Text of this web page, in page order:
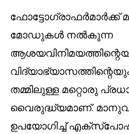
ഫോട്ടോഗ്രാഫർമാർക്ക്
മോഡുകൾ നൽകുന്ന
തമ്മിലുള്ള മറ്റൊരു
വൈരുദ്ധ്യമാണ്.
ഉപയോഗിച്ച്